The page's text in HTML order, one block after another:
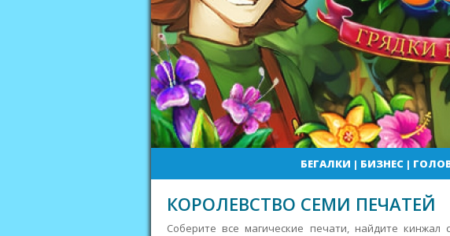
БЕГАЛКИ | БИЗНЕС|
КОРОЛЕВСТВО СЕМИ ПЕЧАТЕЙ
Соберите все магические печати, найдите